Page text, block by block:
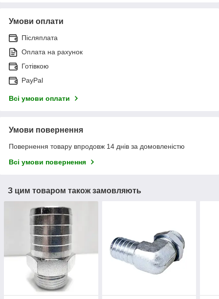
Умови оплати
Післяплата
Оплата на рахунок
Готівкою
PayPal
Всі умови оплати
Умови повернення
Повернення товару впродовж 14 днів за домовленістю
Всі умови повернення
З цим товаром також замовляють